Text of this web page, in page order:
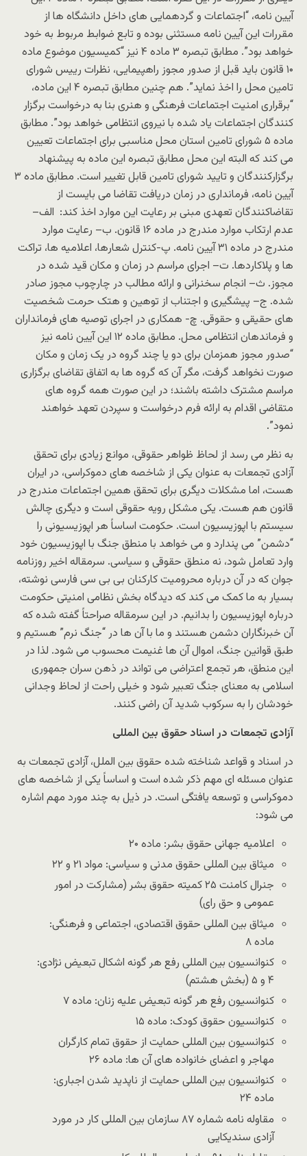
آیین نامه، “اجتماعات و گردهمایی های داخل دانشگاه ها از
مقررات این آیین نامه مستثنی بوده و تابع ضوابط مربوط به خود
خواهد بود”. مطابق تبصره ۳ ماده ۴ نیز “کمیسیون موضوع ماده
۱۰ قانون باید قبل از صدور مجوز راهپیمایی، نظرات رییس شورای
تامین محل را اخذ نماید”. هم چنین مطابق تبصره ۴ این ماده،
“برقراری امنیت اجتماعات فرهنگی و هنری بنا به درخواست برگزار
کنندگان اجتماعات یاد شده با نیروی انتظامی خواهد بود”. مطابق
ماده ۵ شورای تامین استان محل مناسبی برای اجتماعات تعیین
می کند که البته این محل مطابق تبصره این ماده به پیشنهاد
برگزارکنندگان و تایید شورای تامین قابل تغییر است. مطابق ماده ۳
آیین نامه، فرمانداری در زمان دریافت تقاضا می بایست از
تقاضاکنندگان تعهدی مبنی بر رعایت این موارد اخذ کند: الف–
عدم ارتکاب موارد مندرج در ماده ۱۶ قانون. ب– رعایت موارد
مندرج در ماده ۳۱ آیین نامه. پ-کنترل شعارها، اعلامیه ها، تراکت
ها و پلاکاردها. ت– اجرای مراسم در زمان و مکان قید شده در
مجوز. ث– انجام سخنرانی و ارائه مطالب در چارچوب مجوز صادر
شده. ج– پیشگیری و اجتناب از توهین و هتک حرمت شخصیت
های حقیقی و حقوقی. چ- همکاری در اجرای توصیه های فرمانداران
و فرماندهان انتظامی محل. مطابق ماده ۱۲ این آیین نامه نیز
“صدور مجوز همزمان برای دو یا چند گروه در یک زمان و مکان
صورت نخواهد گرفت، مگر آن که گروه ها به اتفاق تقاضای برگزاری
مراسم مشترک داشته باشند؛ در این صورت همه گروه های
متقاضی اقدام به ارائه فرم درخواست و سپردن تعهد خواهند
نمود”.
به نظر می رسد از لحاظ ظواهر حقوقی، موانع زیادی برای تحقق
آزادی تجمعات به عنوان یکی از شاخصه های دموکراسی، در ایران
هست، اما مشکلات دیگری برای تحقق همین اجتماعات مندرج در
قانون هم هست. یکی مشکل رویه حقوقی است و دیگری چالش
سیستم با اپوزیسیون است. حکومت اساساً هر اپوزیسیونی را
“دشمن” می پندارد و می خواهد با منطق جنگ با اپوزیسیون خود
وارد تعامل شود، نه منطق حقوقی و سیاسی. سرمقاله اخیر روزنامه
جوان که در آن درباره محرومیت کارکنان بی بی سی فارسی نوشته،
بسیار به ما کمک می کند که دیدگاه بخش نظامی امنیتی حکومت
درباره اپوزیسیون را بدانیم. در این سرمقاله صراحتاً گفته شده که
آن خبرنگاران دشمن هستند و ما با آن ها در “جنگ نرم” هستیم و
طبق قوانین جنگ، اموال آن ها غنیمت محسوب می شود. لذا در
این منطق، هر تجمع اعتراضی می تواند در ذهن سران جمهوری
اسلامی به معنای جنگ تعبیر شود و خیلی راحت از لحاظ وجدانی
خودشان را به سرکوب شدید آن راضی کنند.
آزادی تجمعات در اسناد حقوق بین المللی
در اسناد و قواعد شناخته شده حقوق بین الملل، آزادی تجمعات به
عنوان مسئله ای مهم ذکر شده است و اساساً یکی از شاخصه های
دموکراسی و توسعه یافتگی است. در ذیل به چند مورد مهم اشاره
می شود:
اعلامیه جهانی حقوق بشر: ماده ۲۰
میثاق بین المللی حقوق مدنی و سیاسی: مواد ۲۱ و ۲۲
جنرال کامنت ۲۵ کمیته حقوق بشر (مشارکت در امور
عمومی و حق رای)
میثاق بین المللی حقوق اقتصادی، اجتماعی و فرهنگی:
ماده ۸
کنوانسیون بین المللی رفع هر گونه اشکال تبعیض نژادی:
۴ و ۵ (بخش هشتم)
کنوانسیون رفع هر گونه تبعیض علیه زنان: ماده ۷
کنوانسیون حقوق کودک: ماده ۱۵
کنوانسیون بین المللی حمایت از حقوق تمام کارگران
مهاجر و اعضای خانواده های آن ها: ماده ۲۶
کنوانسیون بین المللی حمایت از ناپدید شدن اجباری:
ماده ۲۴
مقاوله نامه شماره ۸۷ سازمان بین المللی کار در مورد
آزادی سندیکایی